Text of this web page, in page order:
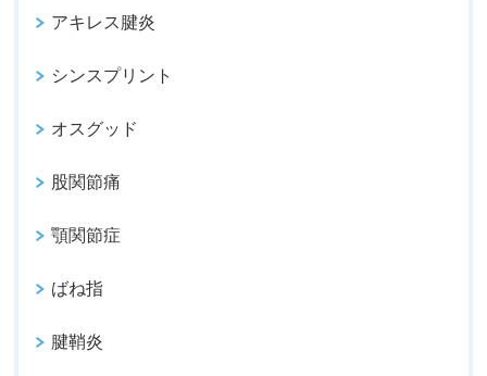
アキレス腱炎
シンスプリント
オスグッド
股関節痛
顎関節症
ばね指
腱鞘炎